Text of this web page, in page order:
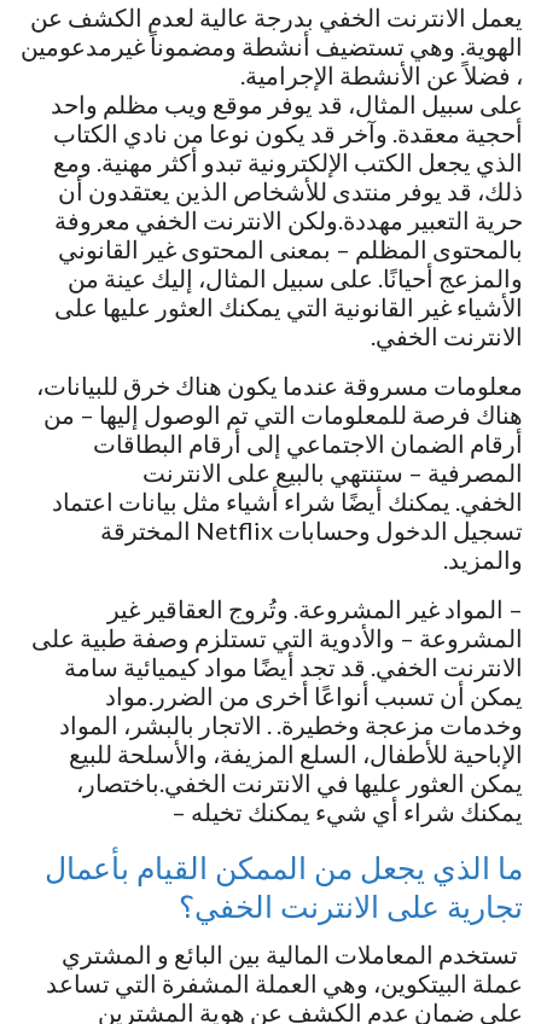
يعمل الانترنت الخفي بدرجة عالية لعدم الكشف عن
الهوية. وهي تستضيف أنشطة ومضموناً غيرمدعومين
، فضلاً عن الأنشطة الإجرامية.
على سبيل المثال، قد يوفر موقع ويب مظلم واحد
أحجية معقدة. وآخر قد يكون نوعا من نادي الكتاب
الذي يجعل الكتب الإلكترونية تبدو أكثر مهنية. ومع
ذلك، قد يوفر منتدى للأشخاص الذين يعتقدون أن
حرية التعبير مهددة.ولكن الانترنت الخفي معروفة
بالمحتوى المظلم – بمعنى المحتوى غير القانوني
والمزعج أحيانًا. على سبيل المثال، إليك عينة من
الأشياء غير القانونية التي يمكنك العثور عليها على
الانترنت الخفي.
معلومات مسروقة عندما يكون هناك خرق للبيانات،
هناك فرصة للمعلومات التي تم الوصول إليها – من
أرقام الضمان الاجتماعي إلى أرقام البطاقات
المصرفية – ستنتهي بالبيع على الانترنت
الخفي. يمكنك أيضًا شراء أشياء مثل بيانات اعتماد
تسجيل الدخول وحسابات Netflix المخترقة
والمزيد.
– المواد غير المشروعة. وتُروج العقاقير غير
المشروعة – والأدوية التي تستلزم وصفة طبية على
الانترنت الخفي. قد تجد أيضًا مواد كيميائية سامة
يمكن أن تسبب أنواعًا أخرى من الضرر.مواد
وخدمات مزعجة وخطيرة. . الاتجار بالبشر، المواد
الإباحية للأطفال، السلع المزيفة، والأسلحة للبيع
يمكن العثور عليها في الانترنت الخفي.باختصار،
يمكنك شراء أي شيء يمكنك تخيله –
ما الذي يجعل من الممكن القيام بأعمال
تجارية على الانترنت الخفي؟
تستخدم المعاملات المالية بين البائع و المشتري
عملة البيتكوين، وهي العملة المشفرة التي تساعد
على ضمان عدم الكشف عن هوية المشترين